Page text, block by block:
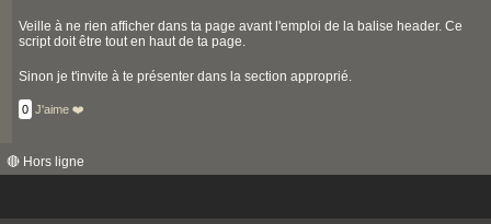
Veille à ne rien afficher dans ta page avant l'emploi de la balise header. Ce
script doit être tout en haut de ta page.
Sinon je t'invite à te présenter dans la section approprié.
0 J'aime ❤️
🔴 Hors ligne